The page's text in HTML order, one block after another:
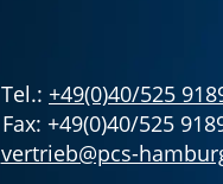
Tel.: +49(0)40/525
Fax: +49(0)40/525
vertrieb@pcs-